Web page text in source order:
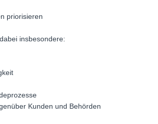
priorisieren
insbesondere:
Kunden und Behörden